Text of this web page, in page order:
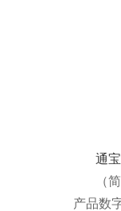
通
（
产品数